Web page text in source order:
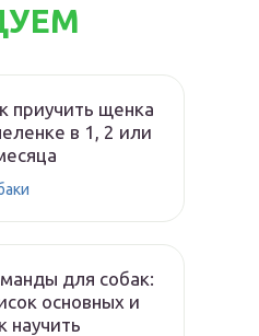
приучить щенка
в 1, 2 или
для собак:
основных и
научить